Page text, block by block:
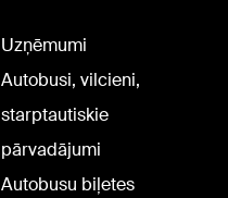
Uzņēmumi
Autobusi, vilcieni,
starptautiskie
pārvadājumi
Autobusu biļetes